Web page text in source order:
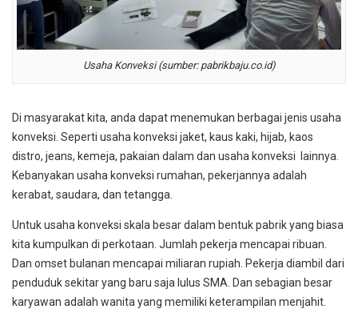
Usaha Konveksi (sumber: pabrikbaju.co.id)
Di masyarakat kita, anda dapat menemukan berbagai jenis usaha
konveksi. Seperti usaha konveksi jaket, kaus kaki, hijab, kaos
distro, jeans, kemeja, pakaian dalam dan usaha konveksi lainnya.
Kebanyakan usaha konveksi rumahan, pekerjannya adalah
kerabat, saudara, dan tetangga.
Untuk usaha konveksi skala besar dalam bentuk pabrik yang biasa
kita kumpulkan di perkotaan. Jumlah pekerja mencapai ribuan.
Dan omset bulanan mencapai miliaran rupiah. Pekerja diambil dari
penduduk sekitar yang baru saja lulus SMA. Dan sebagian besar
karyawan adalah wanita yang memiliki keterampilan menjahit.